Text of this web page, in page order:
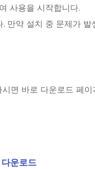
사용을 시작합니다.
만약 설치 중 문제가 발
면 바로 다운로드 페
운로드